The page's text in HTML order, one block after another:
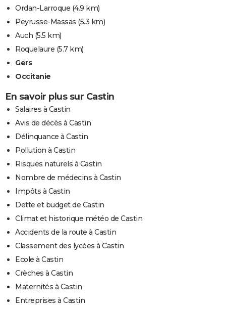
Ordan-Larroque (4.9 km)
Peyrusse-Massas (5.3 km)
Auch (5.5 km)
Roquelaure (5.7 km)
Gers
Occitanie
En savoir plus sur Castin
Salaires à Castin
Avis de décès à Castin
Délinquance à Castin
Pollution à Castin
Risques naturels à Castin
Nombre de médecins à Castin
Impôts à Castin
Dette et budget de Castin
Climat et historique météo de Castin
Accidents de la route à Castin
Classement des lycées à Castin
Ecole à Castin
Crèches à Castin
Maternités à Castin
Entreprises à Castin